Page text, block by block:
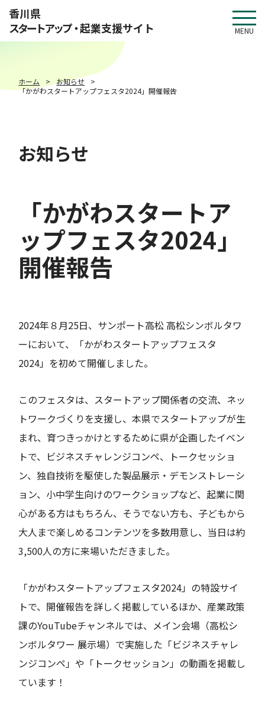
香川県
スタートアップ・起業支援サイト MENU
ホーム
お知らせ
「かがわスタートアップフェスタ2024」開催報告
お知らせ
「かがわスタートア
ップフェスタ2024」
開催報告
2024年８月25日、サンポート高松 高松シンボルタワ
ーにおいて、「かがわスタートアップフェスタ
2024」を初めて開催しました。
このフェスタは、スタートアップ関係者の交流、ネッ
トワークづくりを支援し、本県でスタートアップが生
まれ、育つきっかけとするために県が企画したイベン
トで、ビジネスチャレンジコンペ、トークセッショ
ン、独自技術を駆使した製品展示・デモンストレーシ
ョン、小中学生向けのワークショップなど、起業に関
心がある方はもちろん、そうでない方も、子どもから
大人まで楽しめるコンテンツを多数用意し、当日は約
3,500人の方に来場いただきました。
「かがわスタートアップフェスタ2024」の特設サイ
トで、開催報告を詳しく掲載しているほか、産業政策
課のYouTubeチャンネルでは、メイン会場（高松シ
ンボルタワー 展示場）で実施した「ビジネスチャレ
ンジコンペ」や「トークセッション」の動画を掲載し
ています！